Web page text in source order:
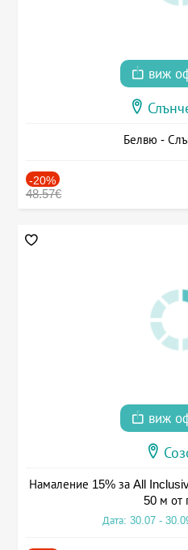
виж
Белвю -
-20%
48.57€
виж
Намаление 15% за All
50 м от
Дата: 30.07 -